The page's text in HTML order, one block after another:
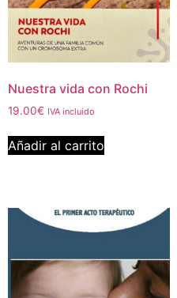
Nuestra vida con Rochi
19.00€ IVA incluido
Añadir al carrito